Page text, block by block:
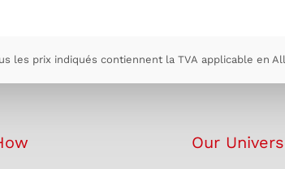
les prix indiqués contiennent la TVA applicable en
Our